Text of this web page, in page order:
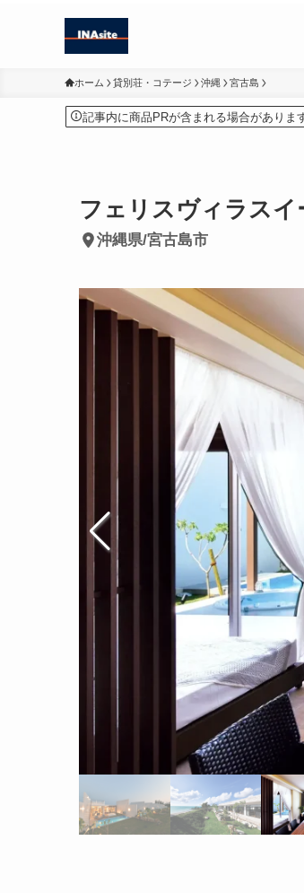
ホーム 貸別荘・コテージ 沖縄 宮古島
記事内に商品PRが含まれる場合がありま
フェリスヴィラスイ
沖縄県/宮古島市